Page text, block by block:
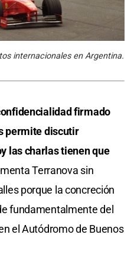
internacionales en Argentina.
firmado
permite discutir
las charlas tienen que
Terranova sin
porque la concreción
fundamentalmente del
el Autódromo de Buenos